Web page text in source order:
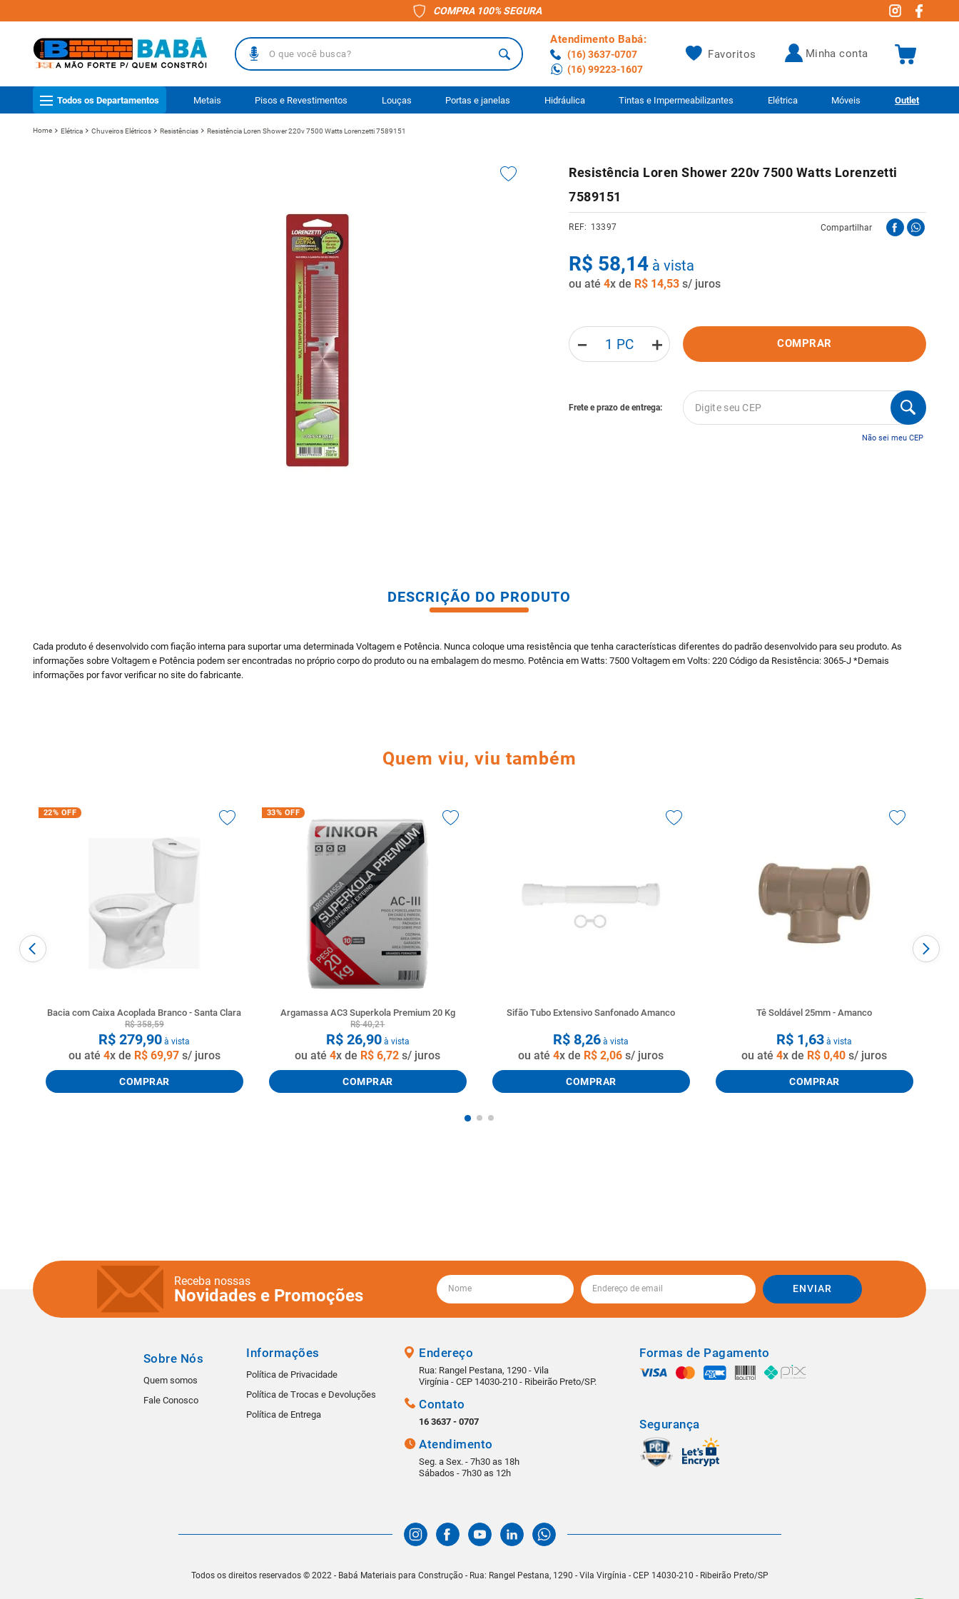
COMPRA 100% SEGURA
O que você busca? Atendimento Babá:
(16) 3637-0707
(16) 99223-1607
Favoritos minha conta
Todos os Departamentos Metais Pisos e Revestimentos Louças Portas e janelas Hidráulica Tintas e Impermeabilizantes Elétrica Móveis Outlet
Elétrica Chuveiros Elétricos Resistências Resistência Loren Shower 220v 7500 Watts Lorenzetti 7589151
Resistência Loren Shower 220v 7500 Watts Lorenzetti
7589151
13397 Compartilhar
R$ 58,14 à vista
ou até4x de R$ 14,53 s/ juros
＋
－ COMPRAR
Não sei meu CEP
DESCRIÇÃO DO PRODUTO
Cada produto é desenvolvido com fiação interna para suportar uma determinada Voltagem e Potência. Nunca coloque uma resistência que tenha características diferentes do padrão desenvolvido para seu produto. As
informações sobre Voltagem e Potência podem ser encontradas no próprio corpo do produto ou na embalagem do mesmo. Potência em Watts: 7500 Voltagem em Volts: 220 Código da Resistência: 3065-J *Demais
informações por favor verificar no site do fabricante.
Quem viu, viu também
22% OFF
Bacia com Caixa Acoplada Branco - Santa Clara
R$ 358,59
R$ 279,90 à vista
ou até 4x de R$ 69,97s/ juros
COMPRAR
33% OFF
Argamassa AC3 Superkola Premium 20 Kg
R$ 40,21
R$ 26,90à vista
ou até4x de R$ 6,72 s/ juros
COMPRAR
Sifão Tubo Extensivo Sanfonado Amanco
R$ 8,26 à vista
ou até4x de R$ 2,06 s/ juros
COMPRAR
Tê Soldável 25mm - Amanco
R$ 1,63 à vista
ou até4x de R$ 0,40 s/ juros
COMPRAR
Receba nossas
Novidades e Promoções ENVIAR
Sobre Nós
Quem somos
Fale Conosco
Informações
Política de Privacidade
Política de Trocas e Devoluções
Política de Entrega
Endereço
Rua: Rangel Pestana, 1290 - Vila
Virgínia - CEP 14030-210 - Ribeirão Preto/SP.
Contato
16 3637 - 0707
Atendimento
Seg. a Sex. - 7h30 as 18h
Sábados - 7h30 as 12h
Formas de Pagamento
Segurança
Todos os direitos reservados © 2022 - Babá Materiais para Construção - Rua: Rangel Pestana, 1290 - Vila Virgínia - CEP 14030-210 - Ribeirão Preto/SP
TERMOS MAIS BUSCADOS
1º piso
revestimento
gabinete banheiro
telha fibrocimento
vaso sanitario caixa acoplada